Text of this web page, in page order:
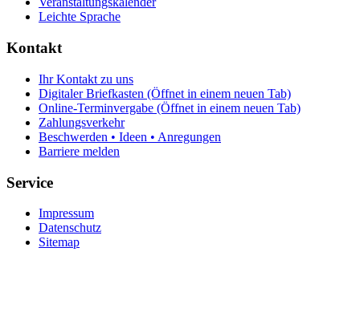
Leichte Sprache
Kontakt
Ihr Kontakt zu uns
Digitaler Briefkasten (Öffnet in einem neuen Tab)
Online-Terminvergabe (Öffnet in einem neuen Tab)
Zahlungsverkehr
Beschwerden • Ideen • Anregungen
Barriere melden
Service
Impressum
Datenschutz
Sitemap